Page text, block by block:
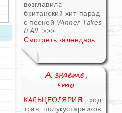
возглавила
британский хит-парад
с песней Winner Takes
It All. >>>
Смотреть календарь
КАЛЬЦЕОЛЯРИЯ , род
трав, полукустарников